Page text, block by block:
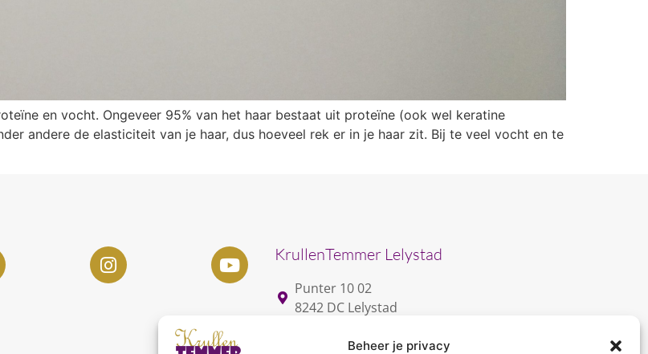
Beheer je privacy
en vocht. Ongeveer 95% van het haar bestaat uit proteïne (ook wel keratine
andere de elasticiteit van je haar, dus hoeveel rek er in je haar zit. Bij te veel vocht en te
KrullenTemmer Lelystad
Punter 10 02
8242 DC Lelystad